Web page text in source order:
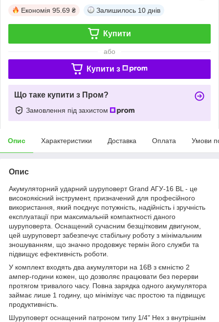
Економія 95.69 ₴ Залишилось 10 днів
Купити
або
Купити з
Що таке купити з Пром?
Замовлення під захистом
Опис Характеристики Доставка Оплата Умови
Опис
Акумуляторний ударний шуруповерт Grand АГУ-16 BL - це
високоякісний інструмент, призначений для професійного
використання, який поєднує потужність, надійність і зручність
експлуатації при максимальній компактності даного
шуруповерта. Оснащений сучасним безщітковим двигуном,
цей шуруповерт забезпечує стабільну роботу з мінімальним
зношуванням, що значно продовжує термін його служби та
підвищує ефективність роботи.
У комплект входять два акумулятори на 16В з ємністю 2
ампер-години кожен, що дозволяє працювати без перерви
протягом тривалого часу. Повна зарядка одного акумулятора
займає лише 1 годину, що мінімізує час простою та підвищує
продуктивність.
Шуруповерт оснащений патроном типу 1/4" Hex з внутрішнім